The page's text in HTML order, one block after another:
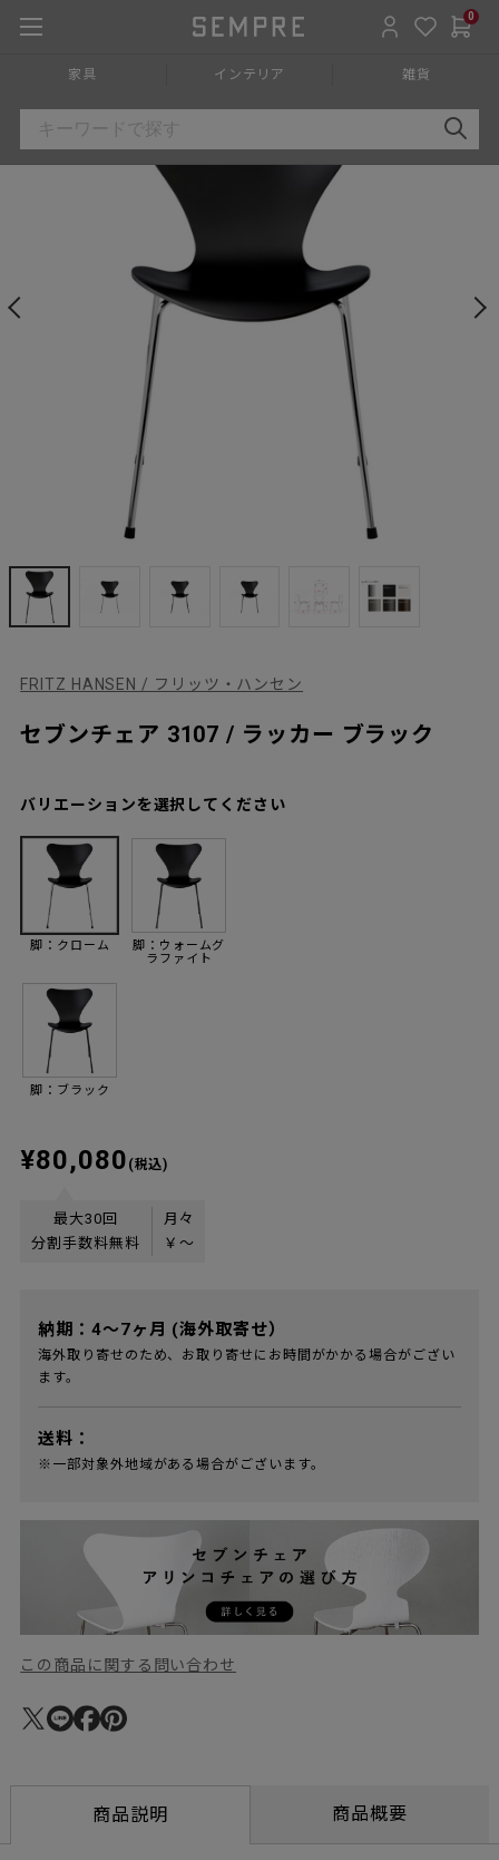
0
家具 インテリア 雑貨
HOME チェア椅子 » ダイニングチェア » アームレスチ
FRITZ HANSEN / フリッツ・ハンセン
セブンチェア 3107 / ラッカー ブラック
バリエーションを選択してください
脚：クローム
脚：ブラック
脚：ウォームグ
ラファイト
¥80,080 (税込)
最大30回
分割手数料無料
月々
￥ 〜
納期：4～7ヶ月 (海外取寄せ）
海外取り寄せのため、お取り寄せにお時間がかかる場合がござい
ます。
送料：
※一部対象外地域がある場合がございます。
この商品に関する問い合わせ
商品説明 商品概要